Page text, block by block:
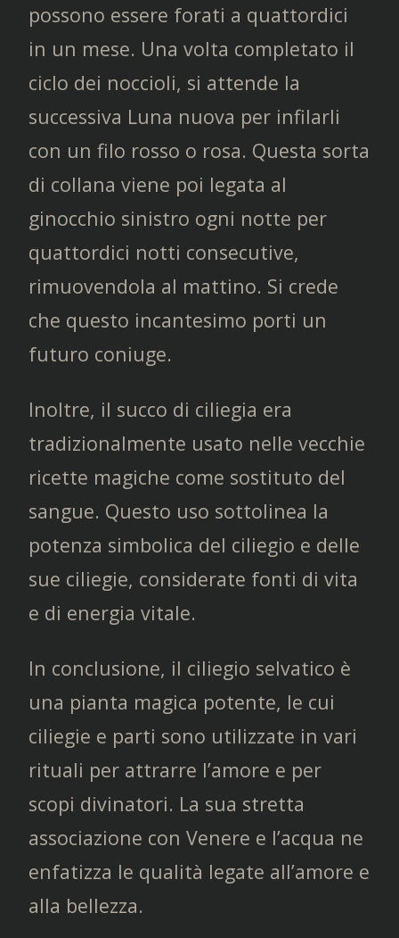
possono essere forati a quattordici
in un mese. Una volta completato il
ciclo dei noccioli, si attende la
successiva Luna nuova per infilarli
con un filo rosso o rosa. Questa sorta
di collana viene poi legata al
ginocchio sinistro ogni notte per
quattordici notti consecutive,
rimuovendola al mattino. Si crede
che questo incantesimo porti un
futuro coniuge.
Inoltre, il succo di ciliegia era
tradizionalmente usato nelle vecchie
ricette magiche come sostituto del
sangue. Questo uso sottolinea la
potenza simbolica del ciliegio e delle
sue ciliegie, considerate fonti di vita
e di energia vitale.
In conclusione, il ciliegio selvatico è
una pianta magica potente, le cui
ciliegie e parti sono utilizzate in vari
rituali per attrarre l’amore e per
scopi divinatori. La sua stretta
associazione con Venere e l’acqua ne
enfatizza le qualità legate all’amore e
alla bellezza.